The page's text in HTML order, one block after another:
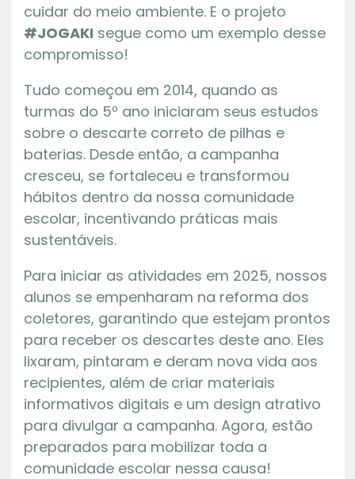
cuidar do meio ambiente. E o projeto
#JOGAKI segue como um exemplo desse
compromisso!
Tudo começou em 2014, quando as
turmas do 5º ano iniciaram seus estudos
sobre o descarte correto de pilhas e
baterias. Desde então, a campanha
cresceu, se fortaleceu e transformou
hábitos dentro da nossa comunidade
escolar, incentivando práticas mais
sustentáveis.
Para iniciar as atividades em 2025, nossos
alunos se empenharam na reforma dos
coletores, garantindo que estejam prontos
para receber os descartes deste ano. Eles
lixaram, pintaram e deram nova vida aos
recipientes, além de criar materiais
informativos digitais e um design atrativo
para divulgar a campanha. Agora, estão
preparados para mobilizar toda a
comunidade escolar nessa causa!